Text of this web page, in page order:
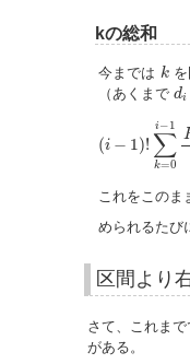
kの総和
今までは k
kを
（あくまで di
di
(i − 1)!
i−1
∑
k=0
= 0
これをこの
められるたび
区間より
さて、これま
がある。